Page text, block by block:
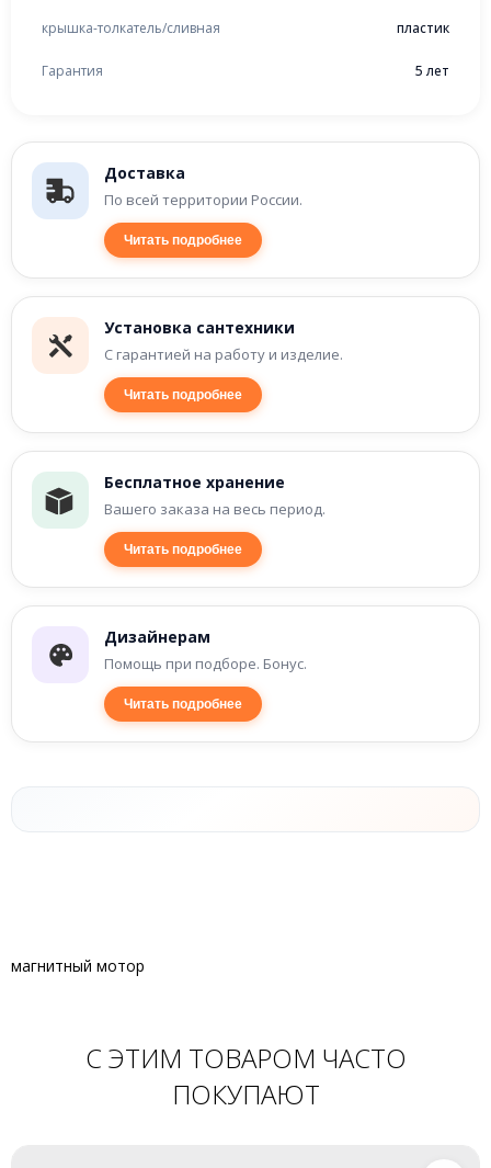
Доставка
По всей территории России.
Читать подробнее
Установка сантехники
С гарантией на работу и изделие.
Читать подробнее
Бесплатное хранение
Вашего заказа на весь период.
Читать подробнее
Дизайнерам
Помощь при подборе. Бонус.
Читать подробнее
крышка-толкатель/сливная пластик
Гарантия 5 лет
магнитный мотор
С ЭТИМ ТОВАРОМ ЧАСТО
ПОКУПАЮТ